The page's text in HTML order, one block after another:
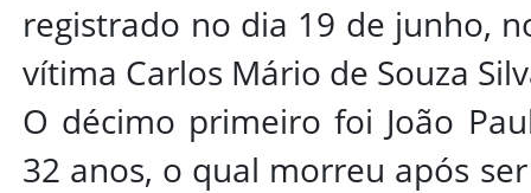
registrado no dia 19 de junho,
vítima Carlos Mário de Souza
O décimo primeiro foi João
32 anos, o qual morreu após